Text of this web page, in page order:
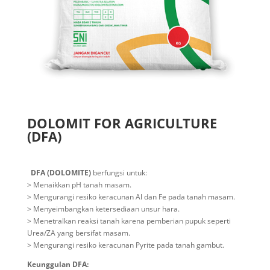
DOLOMIT FOR AGRICULTURE
(DFA)
DFA (DOLOMITE)berfungsi untuk:
> Menaikkan pH tanah masam.
> Mengurangi resiko keracunan Al dan Fe pada tanah masam.
> Menyeimbangkan ketersediaan unsur hara.
> Menetralkan reaksi tanah karena pemberian pupuk seperti
Urea/ZA yang bersifat masam.
> Mengurangi resiko keracunan Pyrite pada tanah gambut.
Keunggulan DFA: